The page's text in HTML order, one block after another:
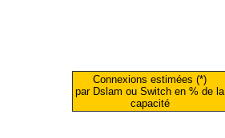
Connexions estimées (*)
par Dslam ou Switch en % de la
capacité